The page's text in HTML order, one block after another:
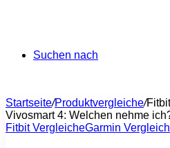
Suchen nach
Startseite/Produktvergleiche/
Vivosmart 4: Welchen nehme
Fitbit VergleicheGarmin